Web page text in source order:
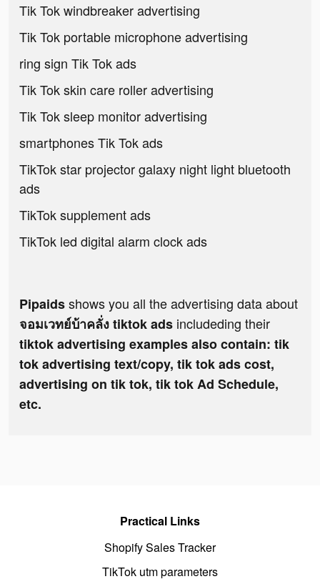
Tik Tok windbreaker advertising
Tik Tok portable microphone advertising
ring sign Tik Tok ads
Tik Tok skin care roller advertising
Tik Tok sleep monitor advertising
smartphones Tik Tok ads
TikTok star projector galaxy night light bluetooth
ads
TikTok supplement ads
TikTok led digital alarm clock ads
Pipaidsshows you all the advertising data about
จอมเวทย์บ้าคลั่ง tiktok ads includeding their
tiktok advertising examples also contain: tik
tok advertising text/copy, tik tok ads cost,
advertising on tik tok, tik tok Ad Schedule,
etc.
Practical Links
Shopify Sales Tracker
TikTok utm parameters